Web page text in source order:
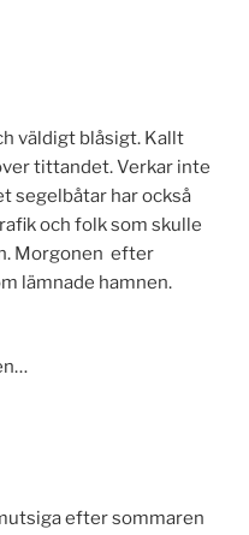
väldigt blåsigt. Kallt
tittandet. Verkar inte
segelbåtar har också
och folk som skulle
Morgonen efter
lämnade hamnen.
efter sommaren